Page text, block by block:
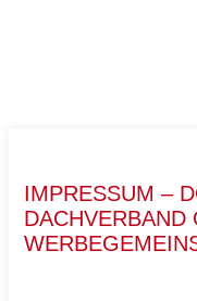
IMPRESSUM –
DACHVERBAND